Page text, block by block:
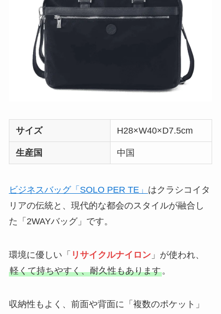
サイズ H28×W40×D7.5cm
生産国 中国
ビジネスバッグ「SOLO PER TE」 はクラシコイタ
リアの伝統と、現代的な都会のスタイルが融合し
た「2WAYバッグ」です。
環境に優しい「 リサイクルナイロン 」が使われ、
軽くて持ちやすく、耐久性もあります。
収納性もよく、前面や背面に「複数のポケット」